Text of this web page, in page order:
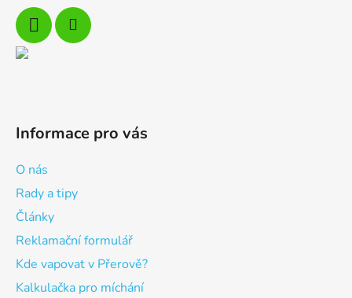
Informace pro vás
O nás
Rady a tipy
Články
Reklamační formulář
Kde vapovat v Přerově?
Kalkulačka pro míchání